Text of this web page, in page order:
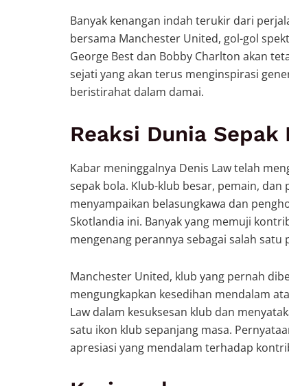
Banyak kenangan indah terukir dari
bersama Manchester United, gol-gol
George Best dan Bobby Charlton akan
sejati yang akan terus menginspirasi
beristirahat dalam damai.
Reaksi Dunia Sepak
Kabar meninggalnya Denis Law telah
sepak bola. Klub-klub besar, pemain,
menyampaikan belasungkawa dan
Skotlandia ini. Banyak yang memuji
mengenang perannya sebagai salah
Manchester United, klub yang pernah
mengungkapkan kesedihan mendalam
Law dalam kesuksesan klub dan
satu ikon klub sepanjang masa.
apresiasi yang mendalam terhadap